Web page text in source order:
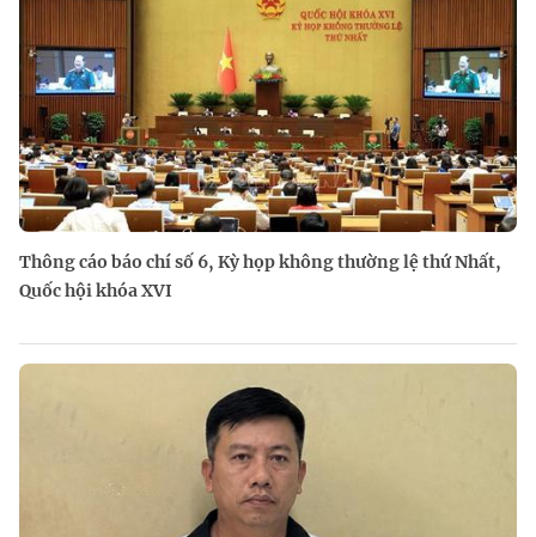
Thông cáo báo chí số 6, Kỳ họp không thường lệ thứ Nhất,
Quốc hội khóa XVI